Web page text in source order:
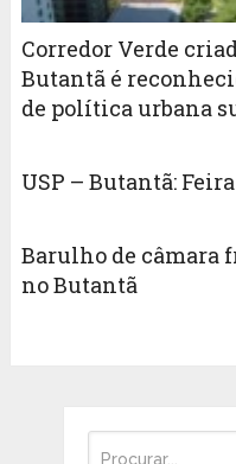
Corredor Verde
Butantã é
de política urbana
USP – Butantã:
Barulho de câmara
no Butantã